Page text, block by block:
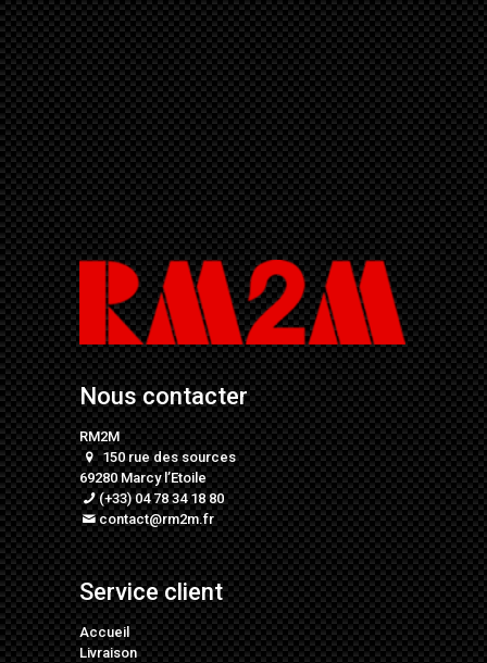
Nous contacter
RM2M
150 rue des sources
69280 Marcy l’Etoile
(+33) 04 78 34 18 80
contact@rm2m.fr
Service client
Accueil
Livraison